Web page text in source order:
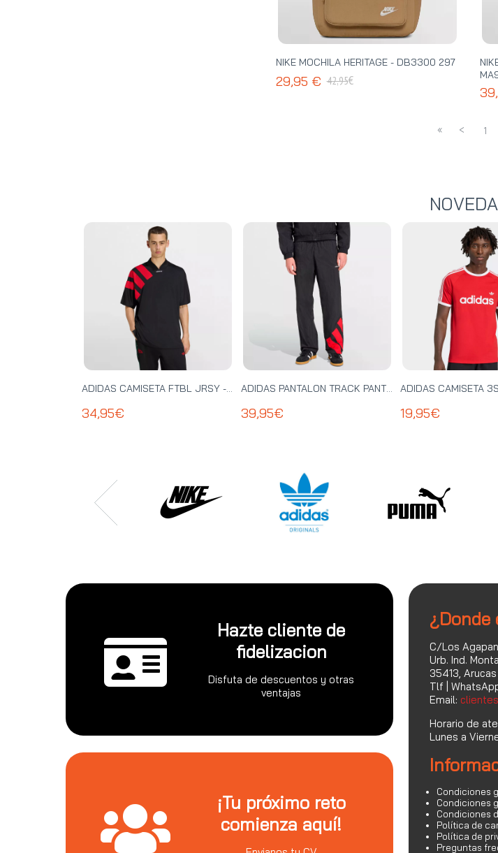
NIKE MOCHILA HERITAGE - DB3300 297
29,95 € 42,95€
« < 1
ADIDAS CAMISETA FTBL JRSY - KT0571
34,95€
ADIDAS PANTALON TRACK PANT - KE0869
39,95€ 19,95€
Hazte cliente de
fidelizacion
Disfuta de descuentos y otras
ventajas
¡Tu próximo reto
comienza aquí!
¿Donde
C/Los
Urb. Ind.
35413, Arucas
Tlf |
Email:
Horario de
Lunes a
Condiciones
Condiciones
Condiciones
Política de
Política de
Preguntas